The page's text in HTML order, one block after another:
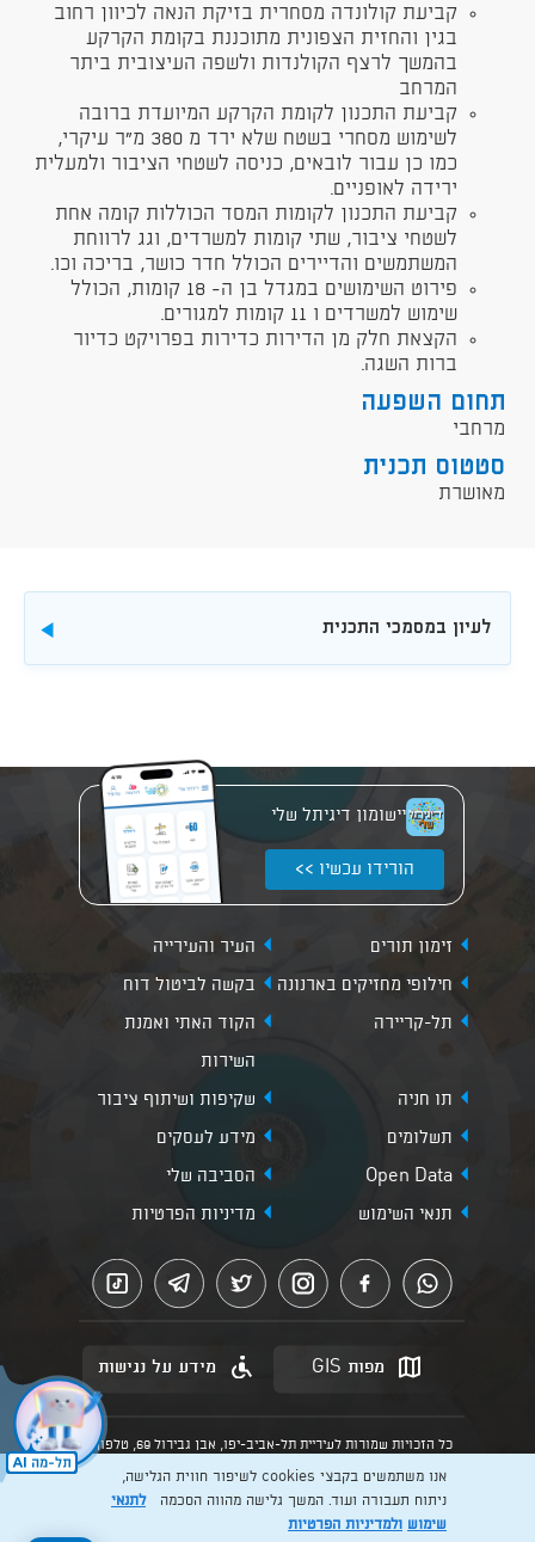
קביעת קולונדה מסחרית בזיקת הנאה לכיוון רחוב
בגין והחזית הצפונית מתוכננת בקומת הקרקע
בהמשך לרצף הקולנדות ולשפה העיצובית ביתר
המרחב
קביעת התכנון לקומת הקרקע המיועדת ברובה
לשימוש מסחרי בשטח שלא ירד מ 380 מ"ר עיקרי,
כמו כן עבור לובאים, כניסה לשטחי הציבור ולמעלית
ירידה לאופניים.
קביעת התכנון לקומות המסד הכוללות קומה אחת
לשטחי ציבור, שתי קומות למשרדים, וגג לרווחת
המשתמשים והדיירים הכולל חדר כושר, בריכה וכו.
פירוט השימושים במגדל בן ה- 18 קומות, הכולל
שימוש למשרדים ו 11 קומות למגורים.
הקצאת חלק מן הדירות כדירות בפרויקט כדיור
ברות השגה.
תחום השפעה
מרחבי
סטטוס תכנית
מאושרת
לעיון במסמכי התכנית
יישומון דיגיתל שלי
הורידו עכשיו >>
זימון תורים
העיר והעירייה
חילופי מחזיקים בארנונה
בקשה לביטול דוח
תל-קריירה
הקוד האתי ואמנת
השירות
תו חניה
שקיפות ושיתוף ציבור
תשלומים
מידע לעסקים
Open Data
הסביבה שלי
תנאי השימוש
מדיניות הפרטיות
מפות GIS מידע על נגישות
כל הזכויות שמורות לעיריית תל-אביב-יפו, אבן גבירול 69, טלפון:
הנוסח המחייב הוא זה הקבוע בהוראות הדין הרלוונטיות כפי שתהיינה
בתוקף מעת לעת
Created by: Layer. Digital studio
אנו משתמשים בקבצי cookies לשיפור חווית הגלישה,
ניתוח תעבורה ועוד. המשך גלישה מהווה הסכמהלתנאי
שימוש ולמדיניות הפרטיות